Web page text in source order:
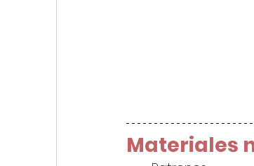
Materiales